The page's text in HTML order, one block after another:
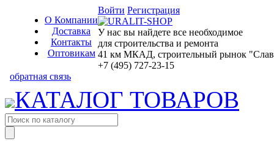
О Компании
Доставка
Контакты
Оптовикам
Войти Регистрация
У нас вы найдете все необходимое
для строительства и ремонта
41 км МКАД, строительный рынок
+7 (495) 727-23-15
обратная связь
КАТАЛОГ ТОВАРОВ